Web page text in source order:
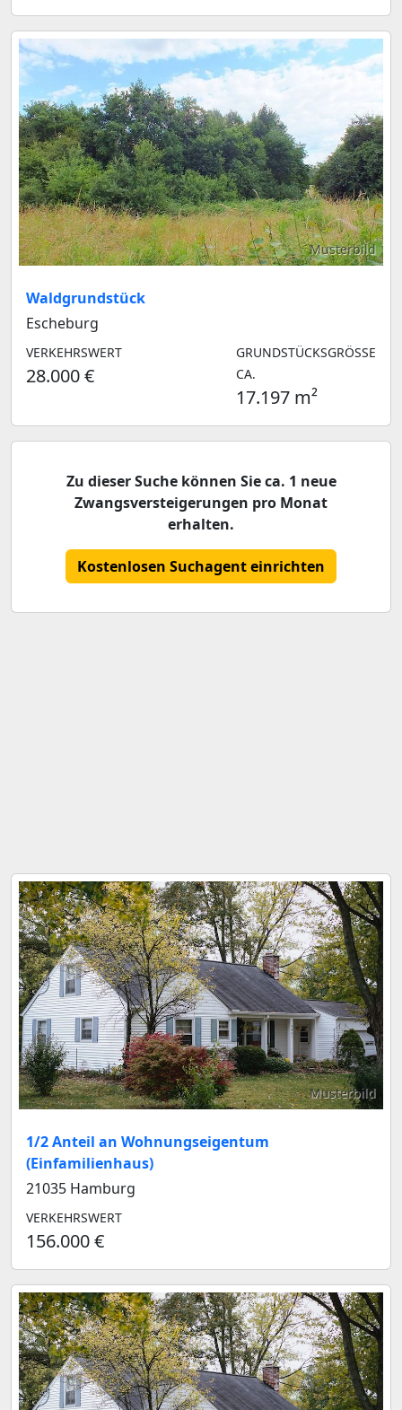
Musterbild
Waldgrundstück
Escheburg
VERKEHRSWERT
28.000 €
GRUNDSTÜCKSGRÖSSE C
A.
17.197 m²
Zu dieser Suche können Sie ca. 1 neue
Zwangsversteigerungen pro Monat
erhalten.
Kostenlosen Suchagent einrichten
Musterbild
1/2 Anteil an Wohnungseigentum
(Einfamilienhaus)
21035 Hamburg
VERKEHRSWERT
156.000 €